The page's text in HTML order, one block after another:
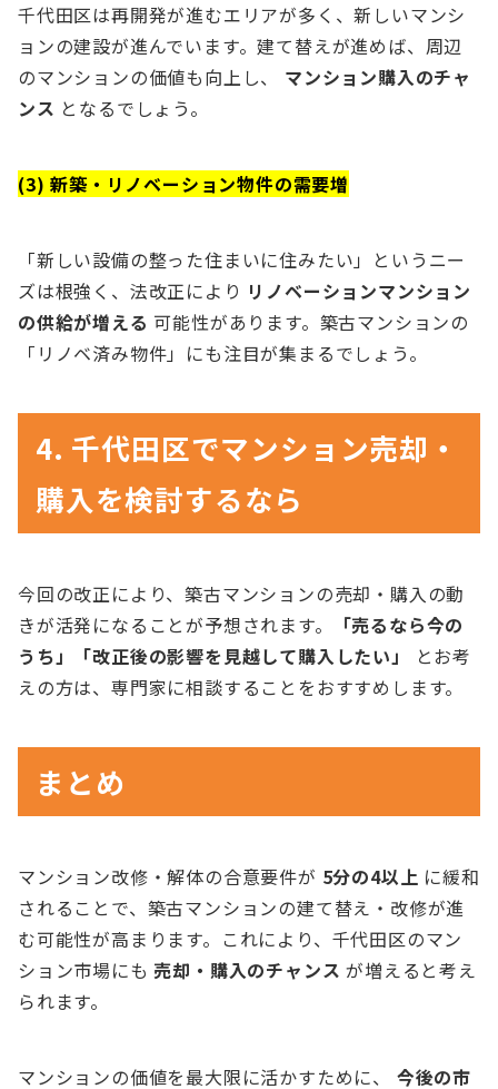
千代田区は再開発が進むエリアが多く、新しいマンシ
ョンの建設が進んでいます。建て替えが進めば、周辺
のマンションの価値も向上し、 マンション購入のチャ
ンス となるでしょう。
(3) 新築・リノベーション物件の需要増
「新しい設備の整った住まいに住みたい」というニー
ズは根強く、法改正により リノベーションマンション
の供給が増える 可能性があります。築古マンションの
「リノベ済み物件」にも注目が集まるでしょう。
4. 千代田区でマンション売却・
購入を検討するなら
今回の改正により、築古マンションの売却・購入の動
きが活発になることが予想されます。
「売るなら今の
うち」「改正後の影響を見越して購入したい」
とお考
えの方は、専門家に相談することをおすすめします。
まとめ
マンション改修・解体の合意要件が 5分の4以上 に緩和
されることで、築古マンションの建て替え・改修が進
む可能性が高まります。これにより、千代田区のマン
ション市場にも売却・購入のチャンス が増えると考え
られます。
マンションの価値を最大限に活かすために、 今後の市